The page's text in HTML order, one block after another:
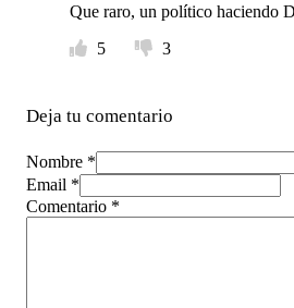
Que raro, un político haciendo
5
3
Deja tu comentario
Nombre *
Email *
Comentario *